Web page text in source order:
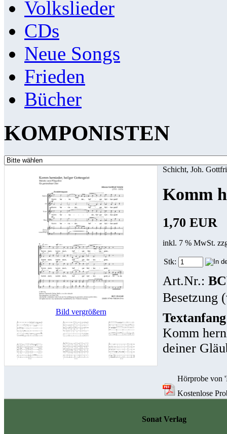
Volkslieder
CDs
Neue Songs
Frieden
Bücher
KOMPONISTEN
Bild vergrößern
Schicht, Joh.
Komm
1,70 EUR
inkl. 7 % MwSt.
Stk:
Art.Nr.:
Besetzung
Komm
deiner
Hörprobe von
Kostenlose
Sonat Verlag